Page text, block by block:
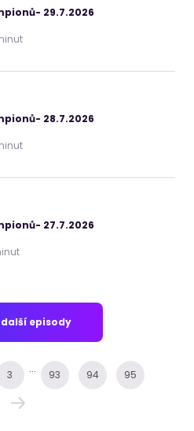
29.7.2026
28.7.2026
27.7.2026
episody
3 ... 93 94 95